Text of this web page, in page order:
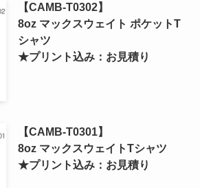
【CAMB-T0302】
8oz マックスウェイト ポケットT
シャツ
★プリント込み：お見積り
【CAMB-T0301】
8oz マックスウェイトTシャツ
★プリント込み：お見積り